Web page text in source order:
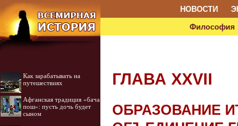
НОВОСТИ
Философия
Как зарабатывать на
путешествиях
Афганская традиция «бача
пош»: пусть дочь будет
сыном
ГЛАВА XXVII
ОБРАЗОВАНИЕ